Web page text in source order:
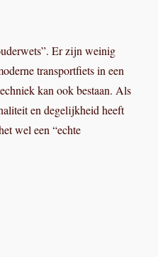
Er zijn weinig
transportfiets in een
kan ook bestaan. Als
en degelijkheid heeft
wel een “echte